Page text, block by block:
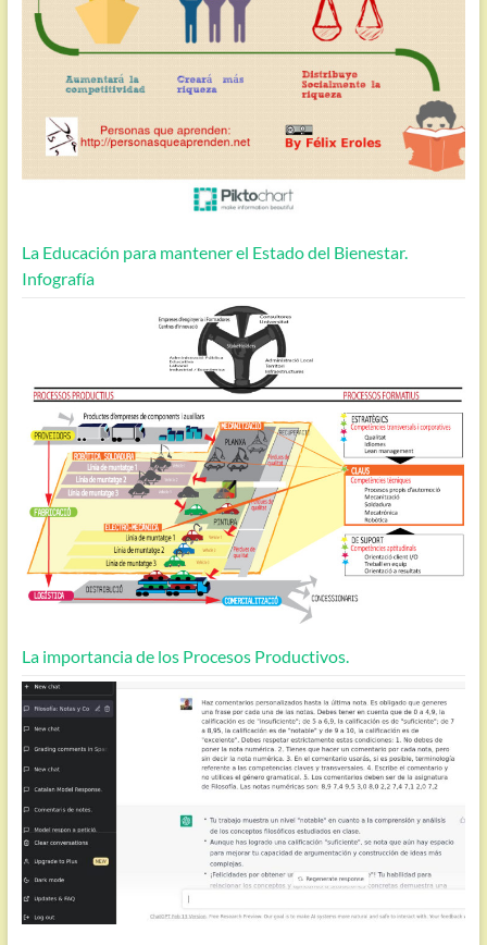
La Educación para mantener el Estado del Bienestar.
Infografía
La importancia de los Procesos Productivos.